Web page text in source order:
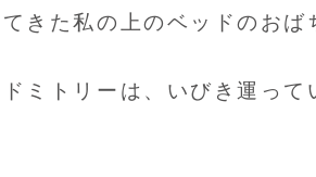
きた私の上のベッドのおば
ミトリーは、いびき運っ